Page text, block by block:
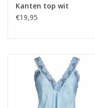
Kanten top wit
€19,95